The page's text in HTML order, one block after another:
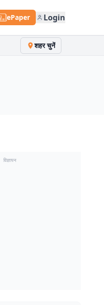
ePaper Login
शहर चुनें
विज्ञापन